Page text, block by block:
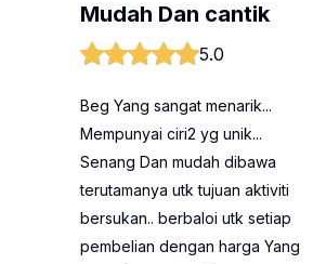
Mudah Dan cantik
5.0
Beg Yang sangat menarik...
Mempunyai ciri2 yg unik...
Senang Dan mudah dibawa
terutamanya utk tujuan aktiviti
bersukan.. berbaloi utk setiap
pembelian dengan harga Yang